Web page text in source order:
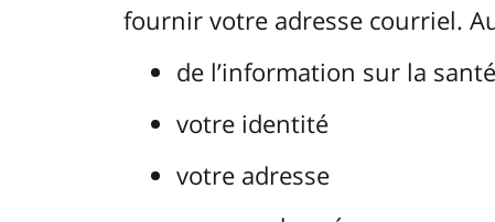
fournir votre adresse courriel.
de l’information sur la santé
votre identité
votre adresse